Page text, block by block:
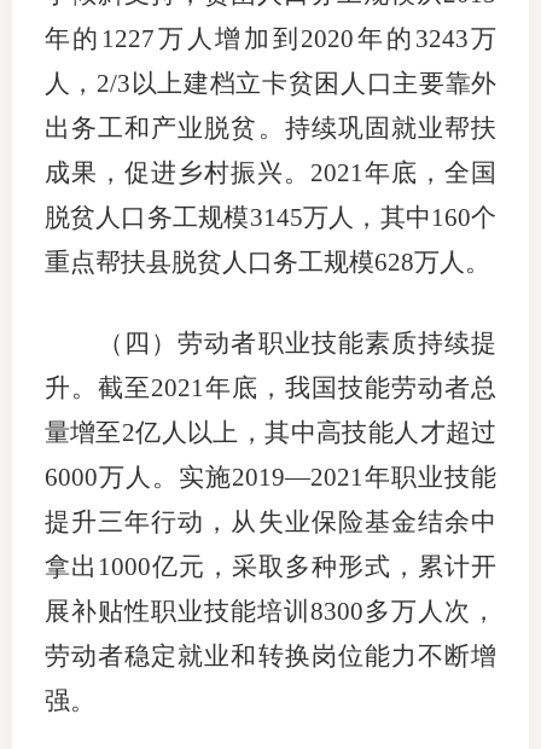
会员大
会员动
文化建
境内外
会议交
国际交
图片新
年的1227万人增加到2020年的3243万
人，2/3以上建档立卡贫困人口主要靠外
出务工和产业脱贫。持续巩固就业帮扶
成果，促进乡村振兴。2021年底，全国
脱贫人口务工规模3145万人，其中160个
重点帮扶县脱贫人口务工规模628万人。
（四）劳动者职业技能素质持续提
升。截至2021年底，我国技能劳动者总
量增至2亿人以上，其中高技能人才超过
6000万人。实施2019—2021年职业技能
提升三年行动，从失业保险基金结余中
拿出1000亿元，采取多种形式，累计开
展补贴性职业技能培训8300多万人次，
劳动者稳定就业和转换岗位能力不断增
强。